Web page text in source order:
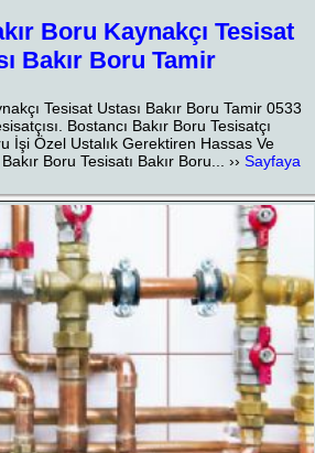
Boru Kaynakçı Tesisat
Bakır Boru Tamir
Tesisat Ustası Bakır Boru Tamir 0533
Bostancı Bakır Boru Tesisatçı
İşi Özel Ustalık Gerektiren Hassas Ve
Boru Tesisatı Bakır Boru... ››Sayfaya